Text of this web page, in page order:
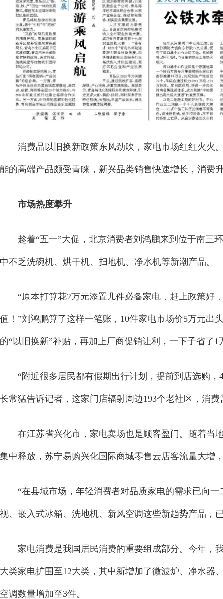
消费品以旧换新政策东风劲吹，家电市场红红火火
能的高端产品颇受青睐，新兴品类销售快速增长，消费
市场热度攀升
趁着“五一”大促，北京消费者刘鸿鹏来到位于南三
中不乏洗碗机、烘干机、扫地机、净水机等新潮产品。
“原本打算花2万元添置几件必备家电，赶上政策好
值！”刘鸿鹏算了这样一笔账，10件家电市场价5万元出
的“以旧换新”补贴，再加上厂商促销让利，一下子省了1
“附近很多居民都有假期出行计划，提前到店选购
长常猛告诉记者，这家门店辐射周边193个老社区，消
在江苏省兴化市，家电卖场也是顾客盈门。随着当
集中释放，苏宁易购兴化国际商城零售云店客流量大增
“在县域市场，年轻消费者对品质家电的需求已向
视、嵌入式冰箱、洗地机、新风空调这些新趋势产品，
家电消费是我国居民消费的重要组成部分。今年，
大类家电扩围至12大类，其中新增加了微波炉、净水器
空调数量增加至3件。